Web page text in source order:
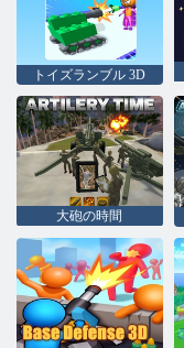
トイズランブル 3D
大砲の時間